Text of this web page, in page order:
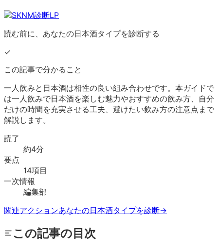
読む前に、あなたの日本酒タイプを診断する
✓
この記事で分かること
一人飲みと日本酒は相性の良い組み合わせです。本ガイドで
は一人飲みで日本酒を楽しむ魅力やおすすめの飲み方、自分
だけの時間を充実させる工夫、避けたい飲み方の注意点まで
解説します。
読了
約4分
要点
14項目
一次情報
編集部
関連アクションあなたの日本酒タイプを診断→
この記事の目次